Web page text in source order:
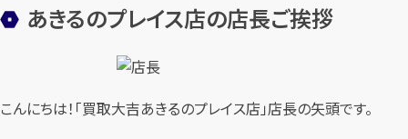
あきるのプレイス店の店長ご挨拶
こんにちは！「買取大吉あきるのプレイス店」店長の矢頭です。